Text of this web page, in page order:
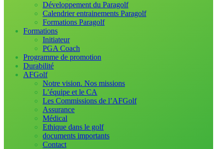
Développement du Paragolf
Calendrier entrainements Paragolf
Formations Paragolf
Formations
Initiateur
PGA Coach
Programme de promotion
Durabilité
AFGolf
Notre vision. Nos missions
L’équipe et le CA
Les Commissions de l’AFGolf
Assurance
Médical
Ethique dans le golf
documents importants
Contact